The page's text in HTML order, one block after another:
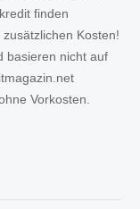
finden
Kosten!
basieren nicht auf
Vorkosten.